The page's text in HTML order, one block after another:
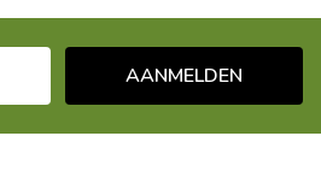
AANMELDEN